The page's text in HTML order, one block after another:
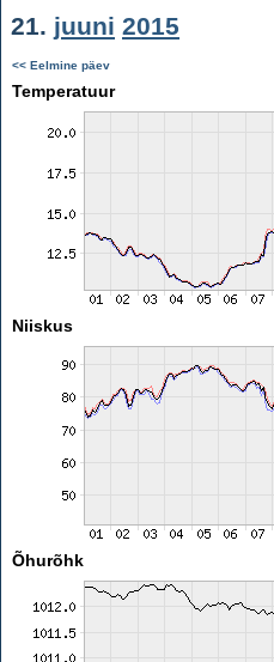
21. juuni 2015
<< Eelmine päev
Temperatuur
Niiskus
Õhurõhk